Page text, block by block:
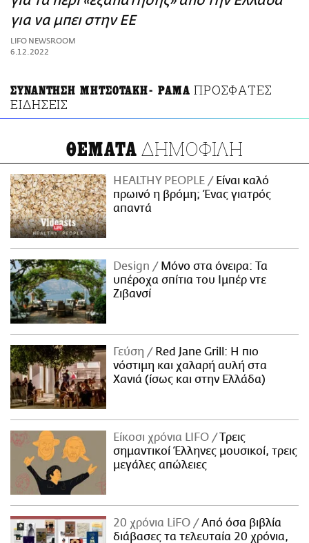
ΑΜΠΑ
PRINT
για να μπει στην ΕΕ
LIFO NEWSROOM
6.12.2022
ΣΥΝΑΝΤΗΣΗ ΜΗΤΣΟΤΑΚΗ- ΡΑΜΑ ΠΡΟΣΦΑΤΕΣ
ΕΙΔΗΣΕΙΣ
ΘΕΜΑΤΑ ΔΗΜΟΦΙΛΗ
HEALTHY PEOPLE
Είναι καλό
πρωινό η βρόμη; Ένας γιατρός
απαντά
Design
Μόνο στα όνειρα: Τα
υπέροχα σπίτια του Ιμπέρ ντε
Ζιβανσί
Γεύση
Red Jane Grill: Η πιο
νόστιμη και χαλαρή αυλή στα
Χανιά (ίσως και στην Ελλάδα)
Είκοσι χρόνια LIFO
Tρεις
σημαντικοί Έλληνες μουσικοί, τρεις
μεγάλες απώλειες
20 χρόνια LiFO
Από όσα βιβλία
διάβασες τα τελευταία 20 χρόνια,